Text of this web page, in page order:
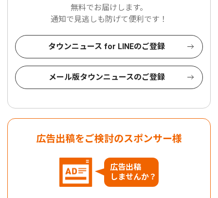
無料でお届けします。
通知で見逃しも防げて便利です！
タウンニュース for LINEのご登録
メール版タウンニュースのご登録
広告出稿をご検討のスポンサー様
広告出稿
しませんか？